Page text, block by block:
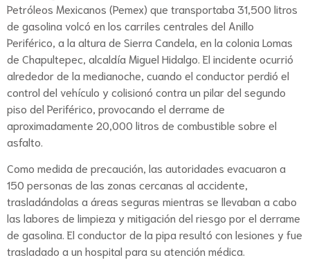
Petróleos Mexicanos (Pemex) que transportaba 31,500 litros
de gasolina volcó en los carriles centrales del Anillo
Periférico, a la altura de Sierra Candela, en la colonia Lomas
de Chapultepec, alcaldía Miguel Hidalgo. El incidente ocurrió
alrededor de la medianoche, cuando el conductor perdió el
control del vehículo y colisionó contra un pilar del segundo
piso del Periférico, provocando el derrame de
aproximadamente 20,000 litros de combustible sobre el
asfalto.
Como medida de precaución, las autoridades evacuaron a
150 personas de las zonas cercanas al accidente,
trasladándolas a áreas seguras mientras se llevaban a cabo
las labores de limpieza y mitigación del riesgo por el derrame
de gasolina. El conductor de la pipa resultó con lesiones y fue
trasladado a un hospital para su atención médica.